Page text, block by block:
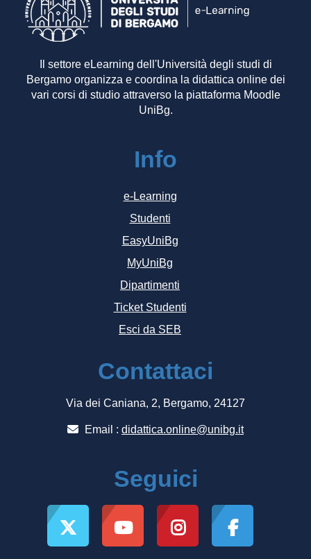
Il settore eLearning dell'Università degli studi di
Bergamo organizza e coordina la didattica online dei
vari corsi di studio attraverso la piattaforma Moodle
UniBg.
Info
e-Learning
Studenti
EasyUniBg
MyUniBg
Dipartimenti
Ticket Studenti
Esci da SEB
Contattaci
Via dei Caniana, 2, Bergamo, 24127
Email : didattica.online@unibg.it
Seguici